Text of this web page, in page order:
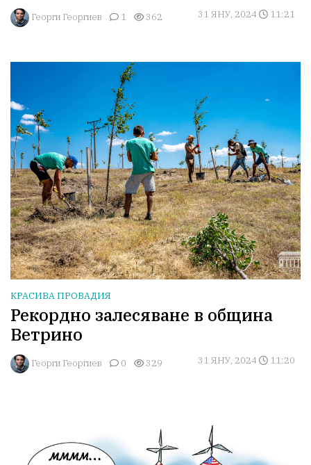
Георги Георгиев 1 362 31 ЯНУ, 2024 11:21
КРАСИВА ПРОВАДИЯ
Рекордно залесяване в община
Ветрино
Георги Георгиев 0 329 31 ЯНУ, 2024 11:20